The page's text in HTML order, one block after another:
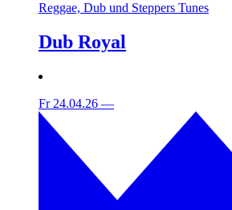
Reggae, Dub und Steppers Tunes
Dub Royal
Fr 24.04.26 —